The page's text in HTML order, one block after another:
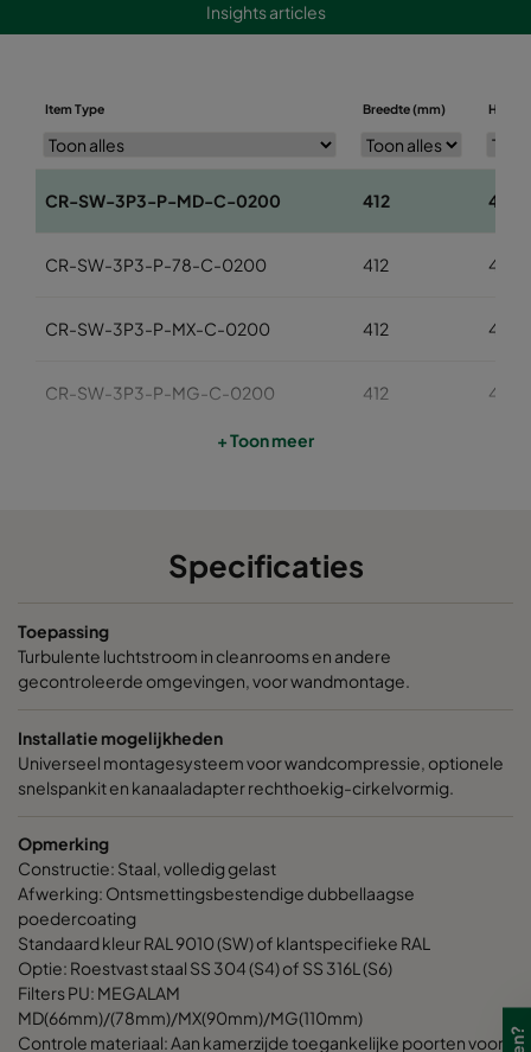
Insights articles
Item Type Breedte (mm)
CR-SW-3P3-P-MD-C-0200 412 412
CR-SW-3P3-P-78-C-0200 412 412
CR-SW-3P3-P-MX-C-0200 412 412
CR-SW-3P3-P-MG-C-0200 412 412
CR-SW-3P6-P-MX-C-0200
CR-SW-3P6-P-MG-C-0200 412
CR-SW-6P6-P-78-C-0250 717
CR-SW-6P6-P-MX-C-0250
CR-SW-6P6-P-MG-C-0250 717
CR-SW-6P6-P-MD-C-0315 717
CR-SW-6P6-P-78-C-0315 717 717
+ Toon meer
Specificaties
Toepassing
Turbulente luchtstroom in cleanrooms en andere
gecontroleerde omgevingen, voor wandmontage.
Installatie mogelijkheden
Universeel montagesysteem voor wandcompressie, optionele
snelspankit en kanaaladapter rechthoekig-cirkelvormig.
Opmerking
Constructie: Staal, volledig gelast
Afwerking: Ontsmettingsbestendige dubbellaagse
poedercoating
Standaard kleur RAL 9010 (SW) of klantspecifieke RAL
Optie: Roestvast staal SS 304 (S4) of SS 316L (S6)
Filters PU: MEGALAM
MD(66mm)/(78mm)/MX(90mm)/MG(110mm)
Controle materiaal: Aan kamerzijde toegankelijke poorten voor